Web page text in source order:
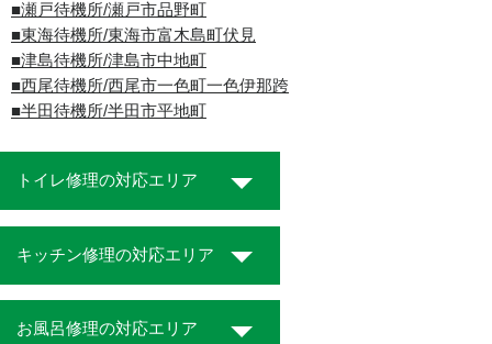
■瀬戸待機所/瀬戸市品野町
■東海待機所/東海市富木島町伏見
■津島待機所/津島市中地町
■西尾待機所/西尾市一色町一色伊那跨
■半田待機所/半田市平地町
トイレ修理の対応エリア
キッチン修理の対応エリア
お風呂修理の対応エリア